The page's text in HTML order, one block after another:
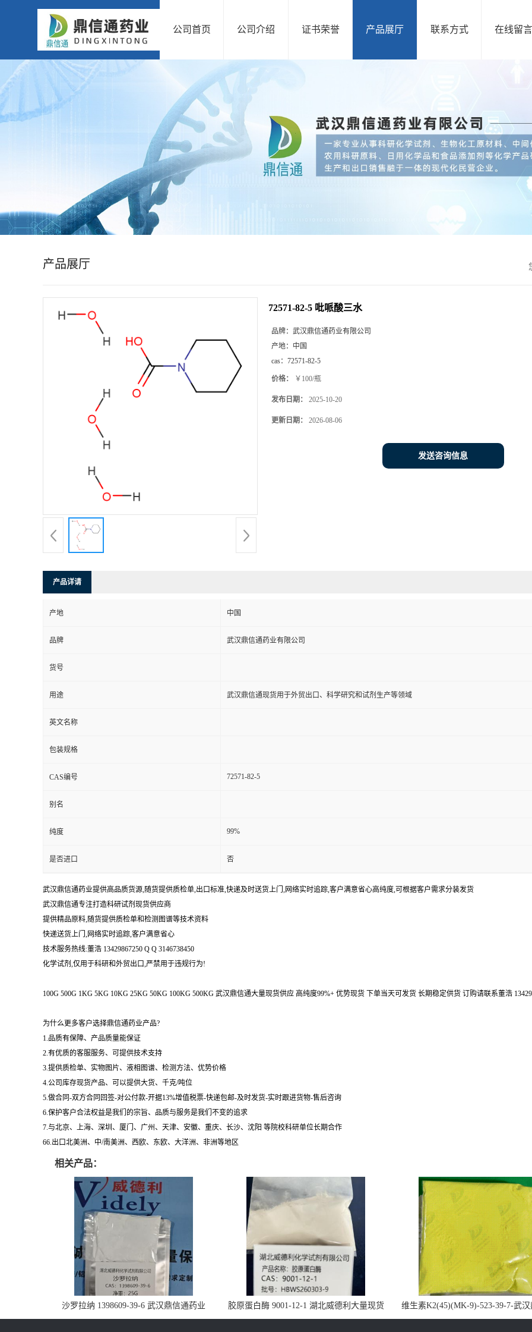
公司首页 公司介绍 证书荣誉 产品展厅 联系方式 在线留言
产品展厅
72571-82-5 吡哌酸三水
品牌： 武汉鼎信通药业有限公司
产地： 中国
cas： 72571-82-5
价格： ￥100/瓶
发布日期： 2025-10-20
更新日期： 2026-08-06
发送咨询信息
产品详请
产地 中国
品牌 武汉鼎信通药业有限公司
货号
用途 武汉鼎信通现货用于外贸出口、科学研究和试剂生产等领域
英文名称
包装规格
CAS编号 72571-82-5
别名
纯度 99%
是否进口 否
武汉鼎信通药业提供高品质货源,随货提供质检单,出口标准,快递及时送货上门,网络实时追踪,客户满意省心高纯度,可根据客户需求分装发货
武汉鼎信通专注打造科研试剂现货供应商
提供精品原料,随货提供质检单和检测图谱等技术资料
快递送货上门,网络实时追踪,客户满意省心
技术服务热线:董浩 13429867250 Q Q 3146738450
化学试剂,仅用于科研和外贸出口,严禁用于违规行为!
100G 500G 1KG 5KG 10KG 25KG 50KG 100KG 500KG 武汉鼎信通大量现货供应 高纯度99%+ 优势现货 下单当天可发货 长期稳定供货 订购请联系董浩
为什么更多客户选择鼎信通药业产品?
1.品质有保障、产品质量能保证
2.有优质的客服服务、可提供技术支持
3.提供质检单、实物图片、液相图谱、检测方法、优势价格
4.公司库存现货产品、可以提供大货、千克/吨位
5.做合同-双方合同回签-对公付款-开据13%增值税票-快递包邮-及时发货-实时跟进货物-售后咨询
6.保护客户合法权益是我们的宗旨、品质与服务是我们不变的追求
7.与北京、上海、深圳、厦门、广州、天津、安徽、重庆、长沙、沈阳 等院校科研单位长期合作
66.出口北美洲、中/南美洲、西欧、东欧、大洋洲、非洲等地区
相关产品：
沙罗拉纳 1398609-39-6 武汉鼎信通药业
胶原蛋白酶 9001-12-1 湖北威德利大量现货
供应
维生素K2(45)(MK-9)-523-39-7-武汉
药业大量现货供应